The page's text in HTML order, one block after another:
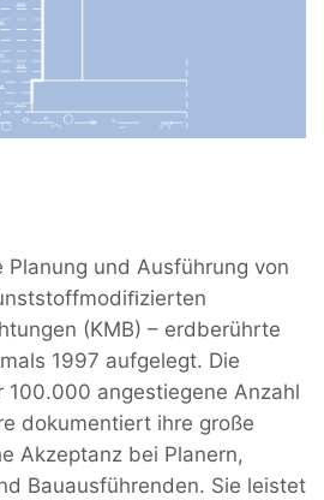
Planung und Ausführung von
(KMB) – erdberührte
1997 aufgelegt. Die
angestiegene Anzahl
dokumentiert ihre große
Akzeptanz bei Planern,
Bauausführenden. Sie leistet